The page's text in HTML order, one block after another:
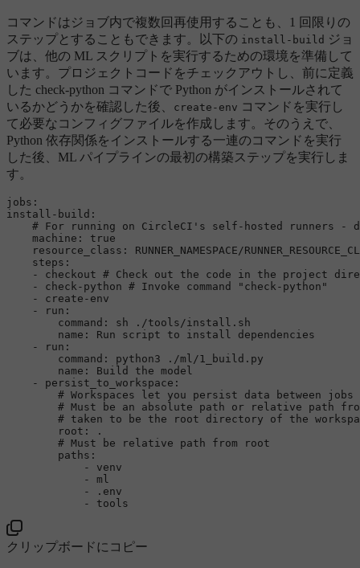
コマンドはジョブ内で複数回再使用することも、1 回限りの
ステップとすることもできます。以下の install-build ジョ
ブは、他の ML スクリプトを実行するための環境を準備して
います。プロジェクトコードをチェックアウトし、前に定義
した check-python コマンドで Python がインストールされて
いるかどうかを確認した後、
create-env コマンドを実行し
て必要なコンフィグファイルを作成します。そのうえで、
Python 依存関係をインストールする一連のコマンドを実行
した後、ML パイプラインの最初の構築ステップを実行しま
す。
jobs:
install-build:
# For running on CircleCI's self-hosted runners -
machine:
true
resource_class:
RUNNER_NAMESPACE/
steps:
-
checkout # Check out the code in the project
-
check-python # Invoke command "check-python"
-
create-env
-
run:
command:
sh
./tools/install.sh
name:
Run script to install
dependencies
-
run:
command:
python3
./ml/1_build.py
name:
Build the model
-
persist_to_workspace:
# Workspaces let you persist data between
# Must be an absolute path or relative path
# taken to be the root directory of the
root:
.
# Must be relative path from root
paths:
-
venv
-
ml
-
.env
-
tools
クリップボードにコピー